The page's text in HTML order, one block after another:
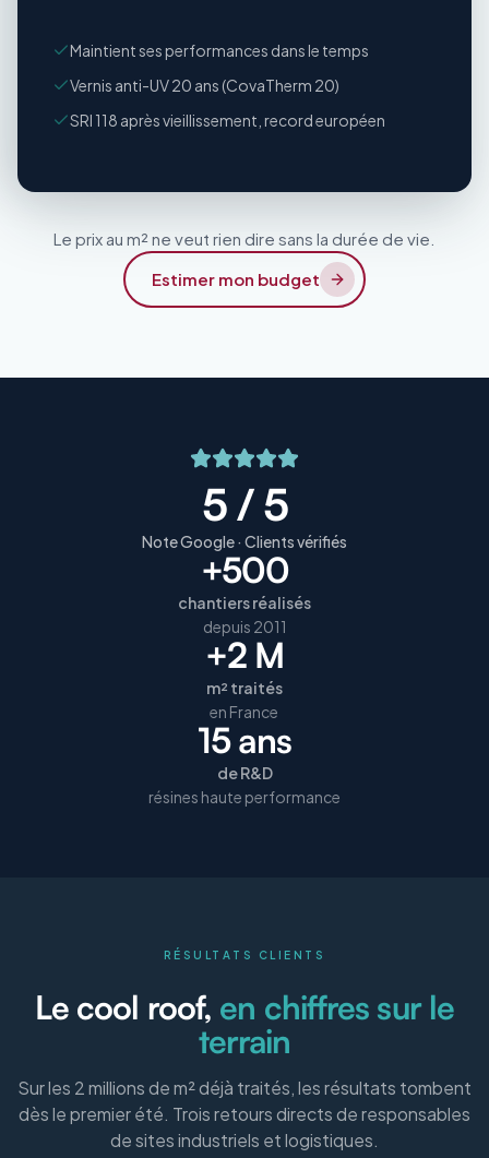
Maintient ses performances dans le temps
Vernis anti-UV 20 ans (CovaTherm 20)
SRI 118 après vieillissement, record européen
Le prix au m² ne veut rien dire sans la durée de vie.
Estimer mon budget
5 / 5
Note Google · Clients vérifiés
+500
chantiers réalisés
depuis 2011
+2 M
m² traités
en France
15 ans
de R&D
résines haute performance
RÉSULTATS CLIENTS
Le cool roof, en chiffres sur le
terrain
Sur les 2 millions de m² déjà traités, les résultats tombent
dès le premier été. Trois retours directs de responsables
de sites industriels et logistiques.